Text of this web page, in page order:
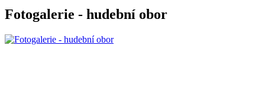
Fotogalerie - hudební obor